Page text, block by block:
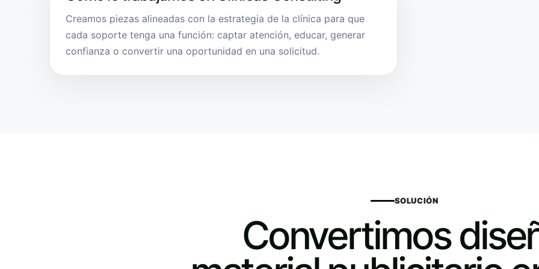
Creamos piezas alineadas con la estrategia de la clínica para que
cada soporte tenga una función: captar atención, educar, generar
confianza o convertir una oportunidad en una solicitud.
SOLUCIÓN
Convertimos